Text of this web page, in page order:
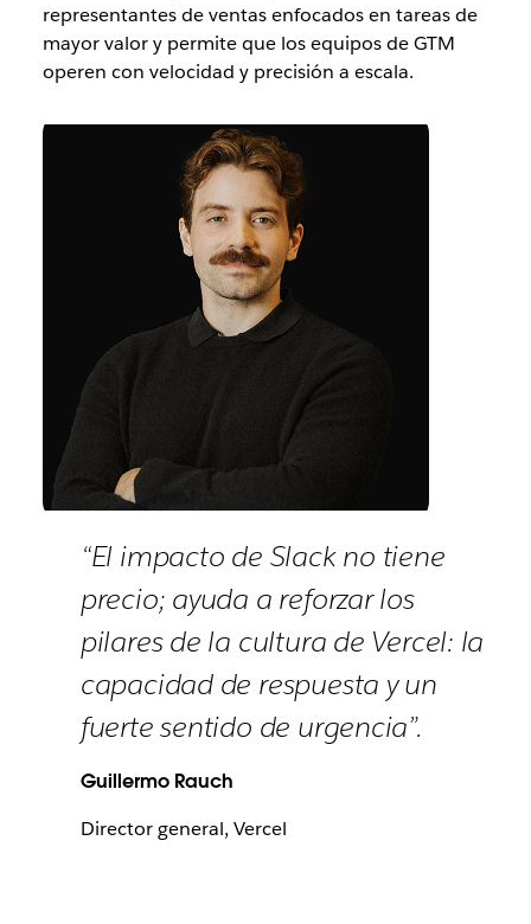
representantes de ventas enfocados en tareas de
mayor valor y permite que los equipos de GTM
operen con velocidad y precisión a escala.
“El impacto de Slack no tiene
precio; ayuda a reforzar los
pilares de la cultura de Vercel: la
capacidad de respuesta y un
fuerte sentido de urgencia”.
Guillermo Rauch
Director general, Vercel